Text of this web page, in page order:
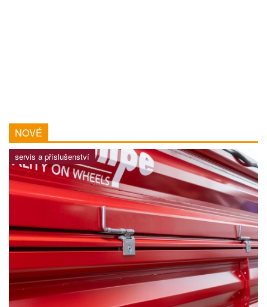
NOVÉ
servis a příslušenství